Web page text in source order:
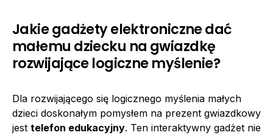
Jakie gadżety elektroniczne dać
małemu dziecku na gwiazdkę
rozwijające logiczne myślenie?
Dla rozwijającego się logicznego myślenia małych
dzieci doskonałym pomysłem na prezent gwiazdkowy
jest telefon edukacyjny. Ten interaktywny gadżet nie